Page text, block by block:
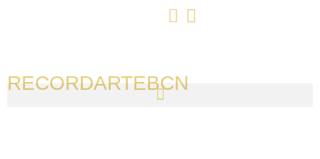
RECORDARTEBCN